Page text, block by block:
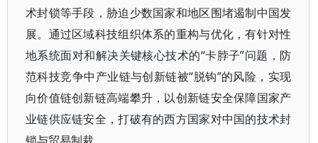
术封锁等手段，胁迫少数国家和地区围堵遏制中国发
展。通过区域科技组织体系的重构与优化，有针对性
地系统面对和解决关键核心技术的“卡脖子”问题，防
范科技竞争中产业链与创新链被“脱钩”的风险，实现
向价值链创新链高端攀升，以创新链安全保障国家产
业链供应链安全，打破有的西方国家对中国的技术封